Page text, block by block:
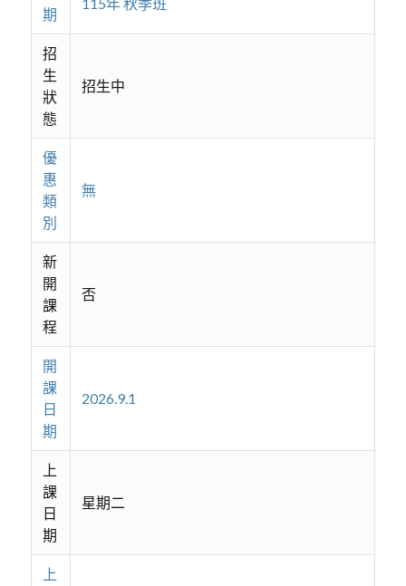
期
招
生
狀
態
招生中
優
惠
類
別
無
新
開
課
程
否
開
課
日
期
2026.9.1
上
課
日
期
星期二
上